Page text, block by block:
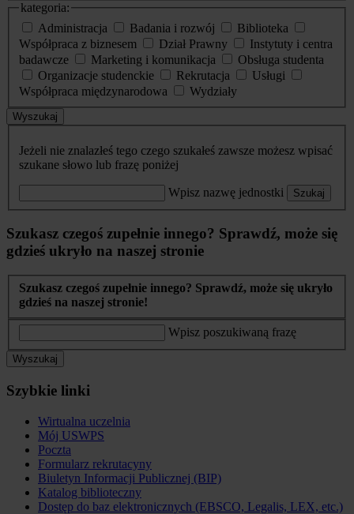
kategoria:
Administracja
Badania i rozwój
Biblioteka
Współpraca z biznesem
Dział Prawny
Instytuty i centra
badawcze
Marketing i komunikacja
Obsługa studenta
Organizacje studenckie
Rekrutacja
Usługi
Współpraca międzynarodowa
Wydziały
Wyszukaj
Jeżeli nie znalazłeś tego czego szukałeś zawsze możesz wpisać
szukane słowo lub frazę poniżej
Wpisz nazwę jednostki Szukaj
Szukasz czegoś zupełnie innego? Sprawdź, może się
gdzieś ukryło na naszej stronie
Szukasz czegoś zupełnie innego? Sprawdź, może się ukryło
gdzieś na naszej stronie!
Wpisz poszukiwaną frazę
Wyszukaj
Szybkie linki
Wirtualna uczelnia
Mój USWPS
Poczta
Formularz rekrutacyny
Biuletyn Informacji Publicznej (BIP)
Katalog biblioteczny
Dostęp do baz elektronicznych (EBSCO, Legalis, LEX, etc.)